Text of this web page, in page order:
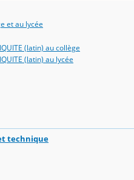
et au lycée
(latin) au collège
(latin) au lycée
technique